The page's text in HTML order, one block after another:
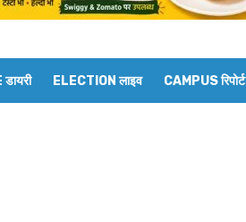
की विधानसभा सदस्यता
ELECTION लाइव CAMPUS रिपोर्ट